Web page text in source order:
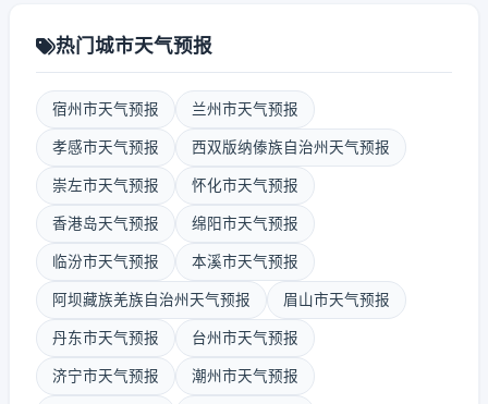
热门城市天气预报
宿州市天气预报 兰州市天气预报
孝感市天气预报 西双版纳傣族自治州天气预报
崇左市天气预报 怀化市天气预报
香港岛天气预报 绵阳市天气预报
临汾市天气预报 本溪市天气预报
阿坝藏族羌族自治州天气预报 眉山市天气预报
丹东市天气预报 台州市天气预报
济宁市天气预报 潮州市天气预报